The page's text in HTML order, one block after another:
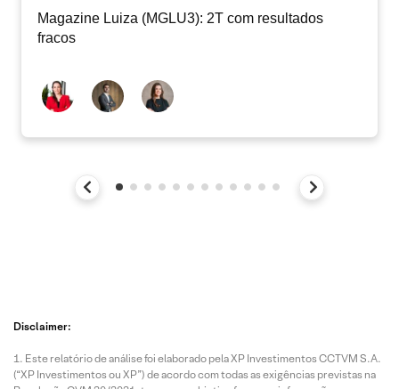
Magazine Luiza (MGLU3): 2T com resultados
fracos
Disclaimer:
Este relatório de análise foi elaborado pela XP Investimentos CCTVM S.A.
(“XP Investimentos ou XP”) de acordo com todas as exigências previstas na